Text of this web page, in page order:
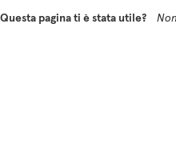
Questa pagina ti è stata utile?